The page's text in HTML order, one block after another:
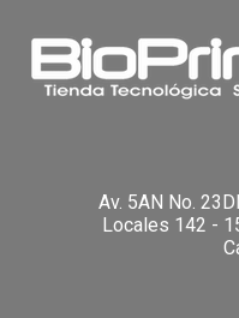
Av. 5AN No.
Locales 142 -